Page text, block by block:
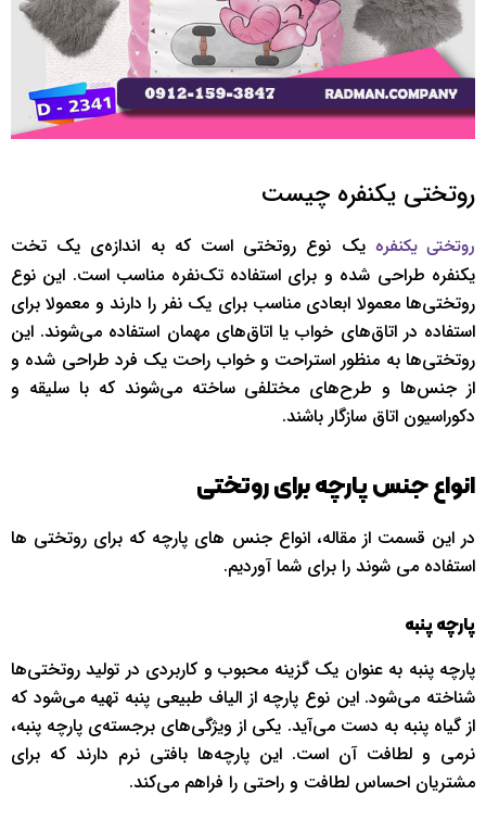
روتختی یکنفره چیست
روتختی یکنفره یک نوع روتختی است که به اندازه‌ی یک تخت
یکنفره طراحی شده و برای استفاده تک‌نفره مناسب است. این نوع
روتختی‌ها معمولا ابعادی مناسب برای یک نفر را دارند و معمولا برای
استفاده در اتاق‌های خواب یا اتاق‌های مهمان استفاده می‌شوند. این
روتختی‌ها به منظور استراحت و خواب راحت یک فرد طراحی شده و
از جنس‌ها و طرح‌های مختلفی ساخته می‌شوند که با سلیقه و
دکوراسیون اتاق سازگار باشند.
انواع جنس پارچه برای روتختی
در این قسمت از مقاله، انواع جنس های پارچه که برای روتختی ها
استفاده می شوند را برای شما آوردیم.
پارچه پنبه
پارچه پنبه به عنوان یک گزینه محبوب و کاربردی در تولید روتختی‌ها
شناخته می‌شود. این نوع پارچه از الیاف طبیعی پنبه تهیه می‌شود که
از گیاه پنبه به دست می‌آید. یکی از ویژگی‌های برجسته‌ی پارچه پنبه،
نرمی و لطافت آن است. این پارچه‌ها بافتی نرم دارند که برای
مشتریان احساس لطافت و راحتی را فراهم می‌کند.